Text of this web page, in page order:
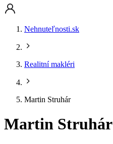
Nehnuteľnosti.sk
Realitní makléri
Martin Struhár
Martin Struhár